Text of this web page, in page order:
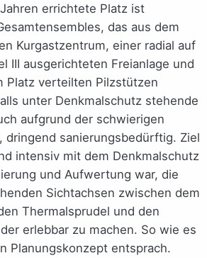
errichtete Platz ist
das aus dem
Kurgastzentrum, einer radial auf
III ausgerichteten Freianlage und
Platz verteilten Pilzstützen
unter Denkmalschutz stehende
aufgrund der schwierigen
dringend sanierungsbedürftig. Ziel
intensiv mit dem Denkmalschutz
und Aufwertung war, die
Sichtachsen zwischen dem
Thermalsprudel und den
erlebbar zu machen. So wie es
Planungskonzept entsprach.